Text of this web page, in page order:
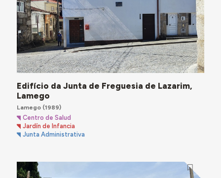
Edifício da Junta de Freguesia de Lazarim,
Lamego
Lamego(1989)
Centro de Salud
Jardín de Infancia
Junta Administrativa